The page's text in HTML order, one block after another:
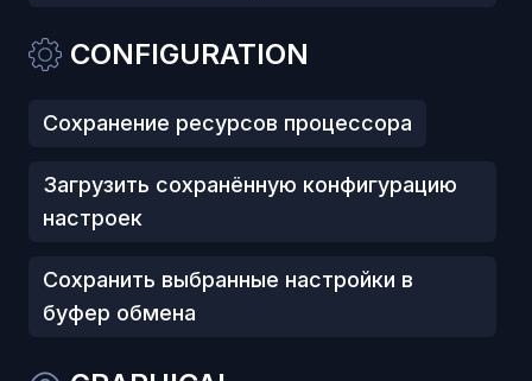
CONFIGURATION
Сохранение ресурсов процессора
Загрузить сохранённую конфигурацию
настроек
Сохранить выбранные настройки в
буфер обмена